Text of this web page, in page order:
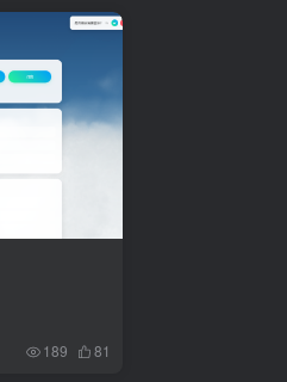
189 81